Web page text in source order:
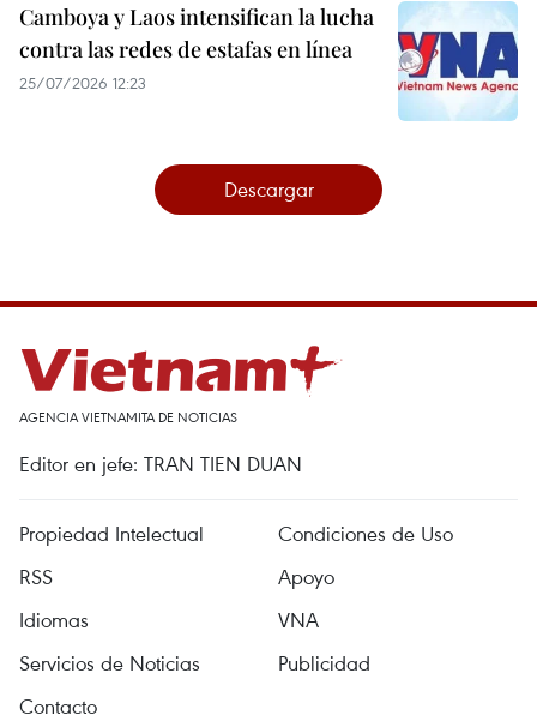
Camboya y Laos intensifican la lucha
contra las redes de estafas en línea
25/07/2026 12:23
Descargar
AGENCIA VIETNAMITA DE NOTICIAS
Editor en jefe: TRAN TIEN DUAN
Propiedad Intelectual
Condiciones de Uso
RSS
Apoyo
Idiomas
VNA
Servicios de Noticias
Publicidad
Contacto